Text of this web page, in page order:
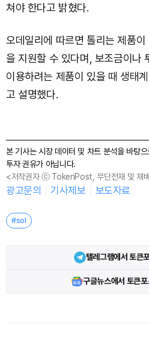
쳐야 한다고 밝혔다.
오데일리에 따르면 톨리는 제품
을 지원할 수 있다며, 보조금이나
이용하려는 제품이 있을 때 생태
고 설명했다.
본 기사는 시장 데이터 및 차트 분석을 바탕
투자 권유가 아닙니다.
<저작권자 ⓒ TokenPost, 무단전재 및 재
광고문의 기사제보 보도자료
#sol
텔레그램에서 토큰
구글뉴스에서 토큰포